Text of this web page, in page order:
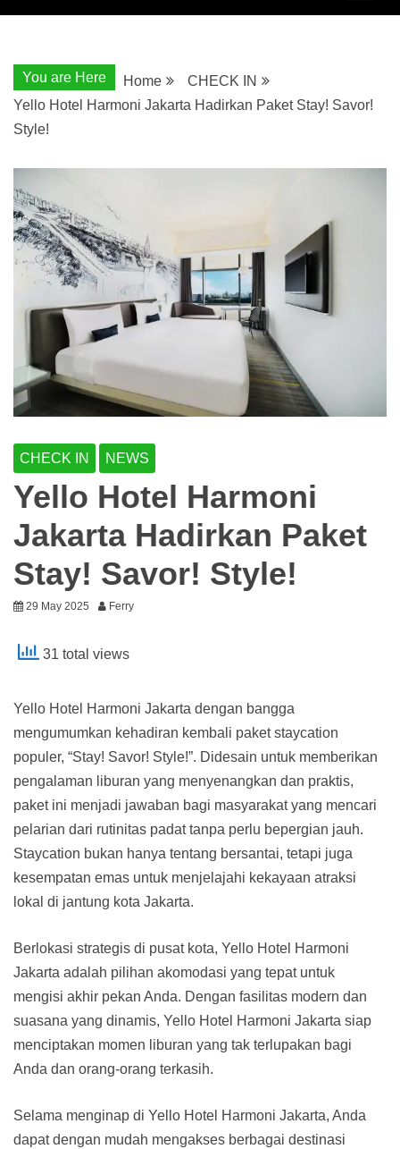
You are Here Home
CHECK IN
Yello Hotel Harmoni Jakarta Hadirkan Paket Stay! Savor!
Style!
CHECK IN NEWS
Yello Hotel Harmoni
Jakarta Hadirkan Paket
Stay! Savor! Style!
29 May 2025 Ferry
31 total views
Yello Hotel Harmoni Jakarta dengan bangga
mengumumkan kehadiran kembali paket staycation
populer, “Stay! Savor! Style!”. Didesain untuk memberikan
pengalaman liburan yang menyenangkan dan praktis,
paket ini menjadi jawaban bagi masyarakat yang mencari
pelarian dari rutinitas padat tanpa perlu bepergian jauh.
Staycation bukan hanya tentang bersantai, tetapi juga
kesempatan emas untuk menjelajahi kekayaan atraksi
lokal di jantung kota Jakarta.
Berlokasi strategis di pusat kota, Yello Hotel Harmoni
Jakarta adalah pilihan akomodasi yang tepat untuk
mengisi akhir pekan Anda. Dengan fasilitas modern dan
suasana yang dinamis, Yello Hotel Harmoni Jakarta siap
menciptakan momen liburan yang tak terlupakan bagi
Anda dan orang-orang terkasih.
Selama menginap di Yello Hotel Harmoni Jakarta, Anda
dapat dengan mudah mengakses berbagai destinasi